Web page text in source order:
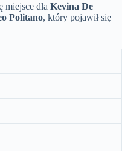
miejsce dla Kevina De
Politano, który pojawił się